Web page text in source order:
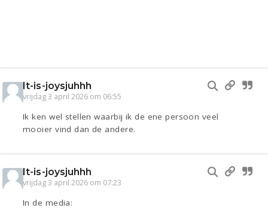
It-is-joysjuhhh
vrijdag 3 april 2026 om 06:55
Ik ken wel stellen waarbij ik de ene persoon veel
mooier vind dan de andere.
It-is-joysjuhhh
vrijdag 3 april 2026 om 07:23
In de media: